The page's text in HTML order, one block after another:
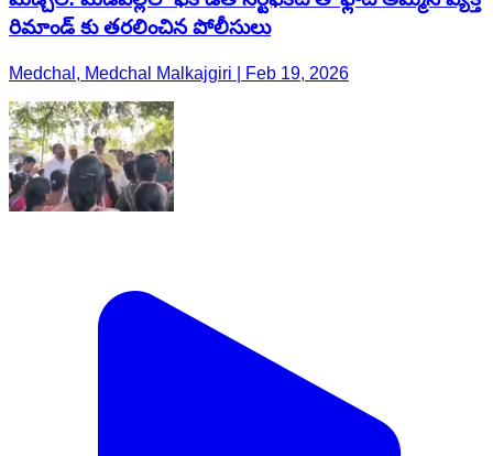
రిమాండ్ కు తరలించిన పోలీసులు
Medchal, Medchal Malkajgiri | Feb 19, 2026